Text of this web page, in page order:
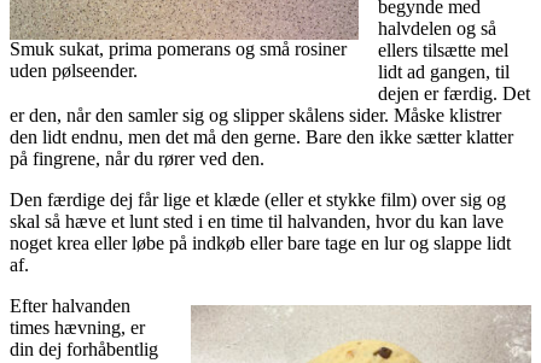
Smuk sukat, prima pomerans og små rosiner
uden pølseender.
begynde med
halvdelen og så
ellers tilsætte mel
lidt ad gangen, til
dejen er færdig. Det
er den, når den samler sig og slipper skålens sider. Måske klistrer
den lidt endnu, men det må den gerne. Bare den ikke sætter klatter
på fingrene, når du rører ved den.
Den færdige dej får lige et klæde (eller et stykke film) over sig og
skal så hæve et lunt sted i en time til halvanden, hvor du kan lave
noget krea eller løbe på indkøb eller bare tage en lur og slappe lidt
af.
Efter halvanden
times hævning, er
din dej forhåbentlig